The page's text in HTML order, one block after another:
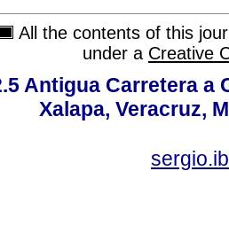
All the contents of this
under a Creative
Antigua Carretera a
Xalapa, Veracruz,